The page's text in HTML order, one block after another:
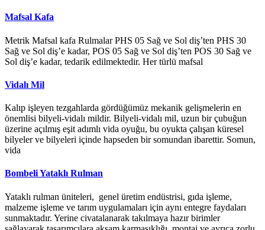
Mafsal Kafa
Metrik Mafsal kafa Rulmalar PHS 05 Sağ ve Sol diş’ten PHS 30
Sağ ve Sol diş’e kadar, POS 05 Sağ ve Sol diş’ten POS 30 Sağ ve
Sol diş’e kadar, tedarik edilmektedir. Her türlü mafsal
Vidalı Mil
Kalıp işleyen tezgahlarda gördüğümüz mekanik gelişmelerin en
önemlisi bilyeli-vidalı mildir. Bilyeli-vidalı mil, uzun bir çubuğun
üzerine açılmış eşit adımlı vida oyuğu, bu oyukta çalışan küresel
bilyeler ve bilyeleri içinde hapseden bir somundan ibarettir. Somun,
vida
Bombeli Yataklı Rulman
Yataklı rulman üniteleri, genel üretim endüstrisi, gıda işleme,
malzeme işleme ve tarım uygulamaları için aynı entegre faydaları
sunmaktadır. Yerine civatalanarak takılmaya hazır birimler